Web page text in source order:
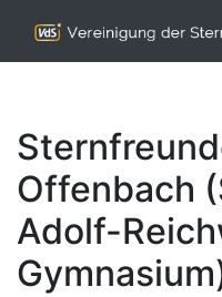
Offenbach
Adolf-